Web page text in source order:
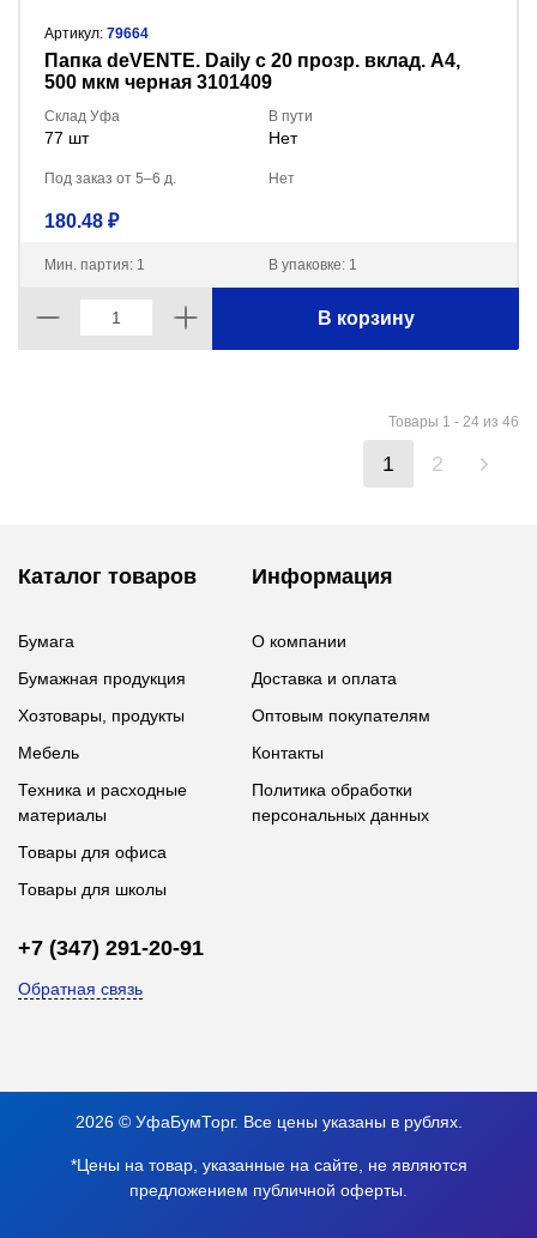
Артикул: 79664
Папка deVENTE. Daily с 20 прозр. вклад. A4,
500 мкм черная 3101409
Склад Уфа
77 шт
В пути
Нет
Под заказ от 5–6 д. Нет
180.48 ₽
Мин. партия: 1 В упаковке: 1
В корзину
Товары 1 - 24 из 46
1 2
Каталог товаров
Бумага
Бумажная продукция
Хозтовары, продукты
Мебель
Техника и расходные
материалы
Товары для офиса
Товары для школы
Информация
О компании
Доставка и оплата
Оптовым покупателям
Контакты
Политика обработки
персональных данных
+7 (347) 291-20-91
Обратная связь
2026 © УфаБумТорг. Все цены указаны в рублях.
*Цены на товар, указанные на сайте, не являются
предложением публичной оферты.